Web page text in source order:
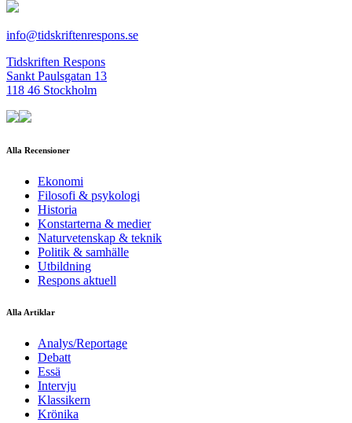
info@tidskriftenrespons.se
Tidskriften Respons
Sankt Paulsgatan 13
118 46 Stockholm
Alla Recensioner
Ekonomi
Filosofi & psykologi
Historia
Konstarterna & medier
Naturvetenskap & teknik
Politik & samhälle
Utbildning
Respons aktuell
Alla Artiklar
Analys/Reportage
Debatt
Essä
Intervju
Klassikern
Krönika